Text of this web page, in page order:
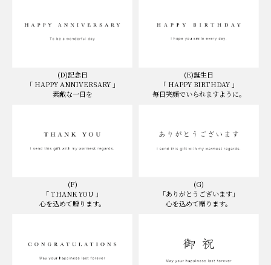
(D)記念日
「 HAPPY ANNIVERSARY 」
素敵な一日を
(E)誕生日
「 HAPPY BIRTHDAY 」
毎日笑顔でいられますように。
(F)
「 THANK YOU 」
心を込めて贈ります。
(G)
「ありがとうございます」
心を込めて贈ります。